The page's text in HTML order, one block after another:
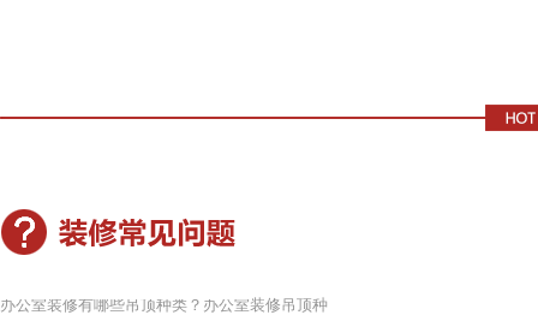
办公室装修有哪些吊顶种类？办公室装修吊顶种